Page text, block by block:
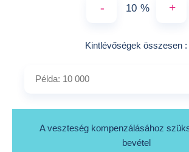
- % +
Kintlévőségek összesen :
A veszteség kompenzálásához
bevétel